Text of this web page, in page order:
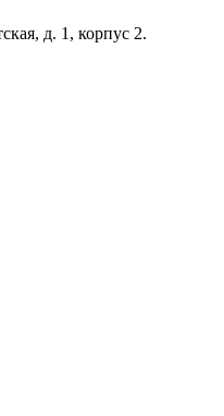
д. 1, корпус 2.